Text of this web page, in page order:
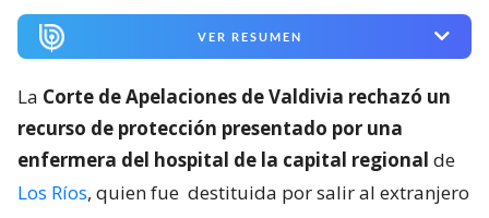
VER RESUMEN
La Corte de Apelaciones de Valdivia rechazó un
recurso de protección presentado por una
enfermera del hospital de la capital regional de
Los Ríos, quien fue destituida por salir al extranjero